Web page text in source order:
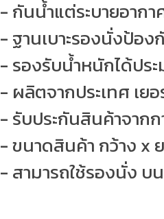
- กันน้ำแต่ระบายอากา
- ฐานเบาะรองนั่งป้อง
- รองรับน้ำหนักได้ปร
- ผลิตจากประเทศ เย
- รับประกันสินค้าจาก
- ขนาดสินค้า กว้าง x
- สามารถใช้รองนั่ง บ